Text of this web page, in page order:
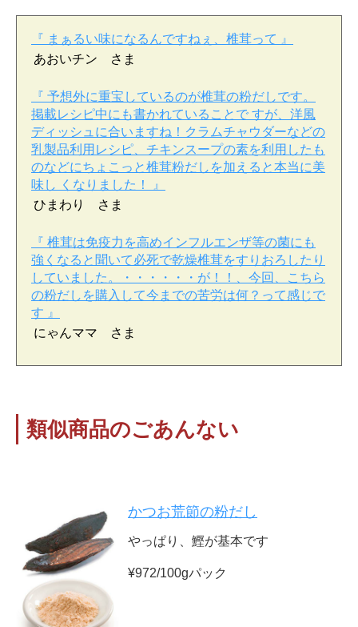
『 まぁるい味になるんですねぇ、椎茸って 』
あおいチン さま
『 予想外に重宝しているのが椎茸の粉だしです。
掲載レシピ中にも書かれていることで すが、洋風
ディッシュに合いますね！クラムチャウダーなどの
乳製品利用レシピ、チキンスープの素を利用したも
のなどにちょこっと椎茸粉だしを加えると本当に美
味し くなりました！ 』
ひまわり さま
『 椎茸は免疫力を高めインフルエンザ等の菌にも
強くなると聞いて必死で乾燥椎茸をすりおろしたり
していました。・・・・・・が！！、今回、こちら
の粉だしを購入して今までの苦労は何？って感じで
す 』
にゃんママ さま
類似商品のごあんない
かつお荒節の粉だし
やっぱり、鰹が基本です
¥972/100gパック